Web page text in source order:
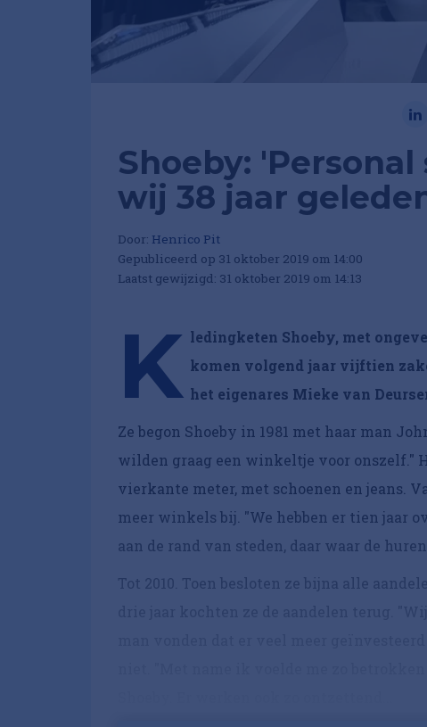
Shoeby:
wij 38 jaar
Door: Henrico Pit
Gepubliceerd op 31 oktober 2019 om 14:00
Laatst gewijzigd: 31 oktober 2019 om 14:13
K ledingketen Shoeby, met
komen volgend jaar vijftien
het eigenares Mieke van
Ze begon Shoeby in 1981 met haar man
wilden graag een winkeltje voor onszelf."
vierkante meter, met schoenen en jeans.
meer winkels bij. "We hebben er tien jaar
aan de rand van steden, daar waar de
Tot 2010. Toen besloten ze bijna alle